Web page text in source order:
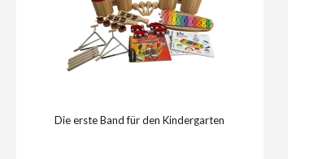
Die erste Band für den Kindergarten